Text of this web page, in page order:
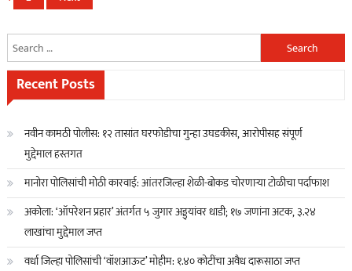
navigation
Search
for:
Recent Posts
नवीन कामठी पोलीस: १२ तासांत घरफोडीचा गुन्हा उघडकीस, आरोपीसह संपूर्ण
मुद्देमाल हस्तगत
मानोरा पोलिसांची मोठी कारवाई: आंतरजिल्हा शेळी-बोकड चोरणाऱ्या टोळीचा पर्दाफाश
अकोला: ‘ऑपरेशन प्रहार’ अंतर्गत ५ जुगार अड्ड्यांवर धाडी; १७ जणांना अटक, ३.२४
लाखांचा मुद्देमाल जप्त
वर्धा जिल्हा पोलिसांची ‘वॉशआऊट’ मोहीम: १.४० कोटींचा अवैध दारूसाठा जप्त